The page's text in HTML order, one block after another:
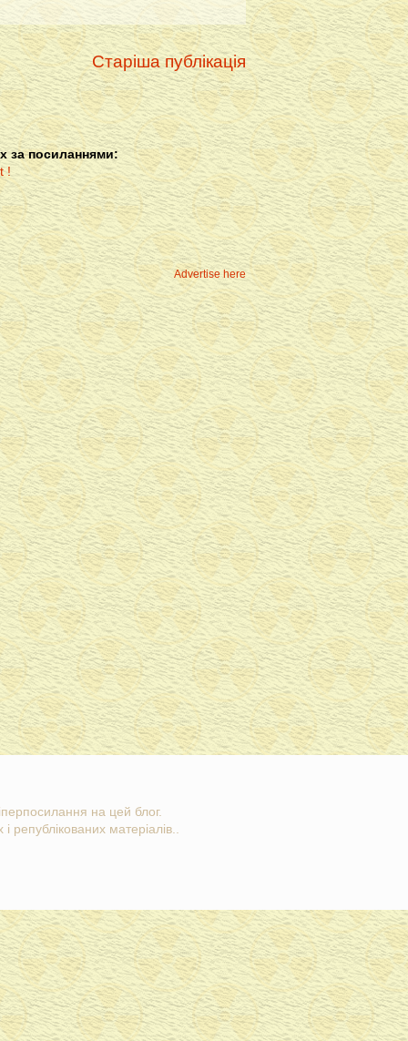
Старіша публікація
за посиланнями:
Advertise here
на цей блог.
републікованих матеріалів..